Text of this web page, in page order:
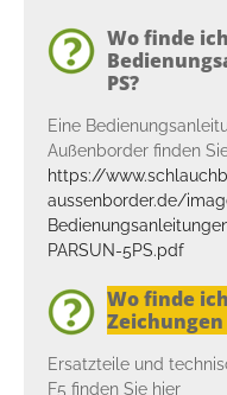
Wo finde
PS?
Eine
Außenborder finden
https://
aussenborder.de/
PARSUN-5PS.pdf
Wo finde
Zeichungen
Ersatzteile und
F5 finden Sie hier